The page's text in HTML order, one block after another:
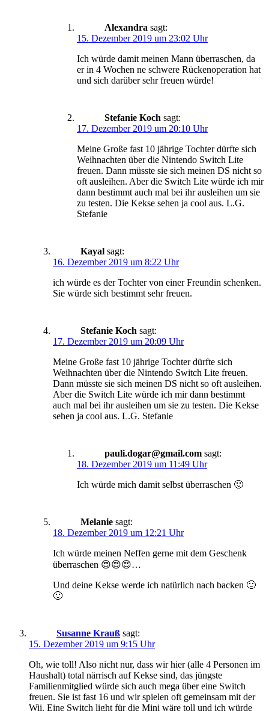
Alexandra sagt:
15. Dezember 2019 um 23:02 Uhr
Ich würde damit meinen Mann überraschen, da
er in 4 Wochen ne schwere Rückenoperation hat
und sich darüber sehr freuen würde!
Stefanie Koch sagt:
17. Dezember 2019 um 20:10 Uhr
Meine Große fast 10 jährige Tochter dürfte sich
Weihnachten über die Nintendo Switch Lite
freuen. Dann müsste sie sich meinen DS nicht so
oft ausleihen. Aber die Switch Lite würde ich mir
dann bestimmt auch mal bei ihr ausleihen um sie
zu testen. Die Kekse sehen ja cool aus. L.G.
Stefanie
Kayal sagt:
16. Dezember 2019 um 8:22 Uhr
ich würde es der Tochter von einer Freundin schenken.
Sie würde sich bestimmt sehr freuen.
Stefanie Koch sagt:
17. Dezember 2019 um 20:09 Uhr
Meine Große fast 10 jährige Tochter dürfte sich
Weihnachten über die Nintendo Switch Lite freuen.
Dann müsste sie sich meinen DS nicht so oft ausleihen.
Aber die Switch Lite würde ich mir dann bestimmt
auch mal bei ihr ausleihen um sie zu testen. Die Kekse
sehen ja cool aus. L.G. Stefanie
pauli.dogar@gmail.com sagt:
18. Dezember 2019 um 11:49 Uhr
Ich würde mich damit selbst überraschen 🙂
Melanie sagt:
18. Dezember 2019 um 12:21 Uhr
Ich würde meinen Neffen gerne mit dem Geschenk
überraschen 😍😍😍…
Und deine Kekse werde ich natürlich nach backen 🙂
🙂
Susanne Krauß sagt:
15. Dezember 2019 um 9:15 Uhr
Oh, wie toll! Also nicht nur, dass wir hier (alle 4 Personen im
Haushalt) total närrisch auf Kekse sind, das jüngste
Familienmitglied würde sich auch mega über eine Switch
freuen. Sie ist fast 16 und wir spielen oft gemeinsam mit der
Wii. Eine Switch light für die Mini wäre toll und ich würde